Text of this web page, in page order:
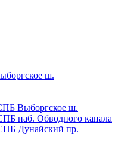
ш.
Выборгское ш.
наб. Обводного канала
Дунайский пр.